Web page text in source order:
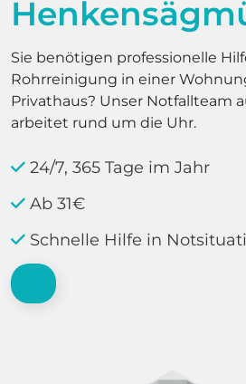
Sie benötigen professionelle
Rohrreinigung in einer
Privathaus? Unser Notfallteam
arbeitet rund um die Uhr.
24/7, 365 Tage im Jahr
Ab 31€
Schnelle Hilfe in